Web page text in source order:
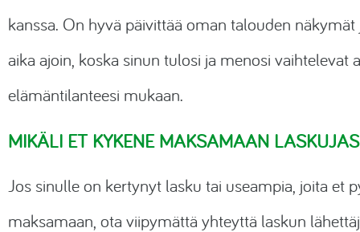
VPN-yhteydet
Virustorjunta
Salasanaohjelmat
Paljasjalkakengät
Lisäravinteet
Sähköpotkulaudat
kanssa. On hyvä päivittää oman talouden näkymät
aika ajoin, koska sinun tulosi ja menosi vaihtelevat
elämäntilanteesi mukaan.
MIKÄLI ET KYKENE MAKSAMAAN
Jos sinulle on kertynyt lasku tai useampia, joita et
maksamaan, ota viipymättä yhteyttä laskun